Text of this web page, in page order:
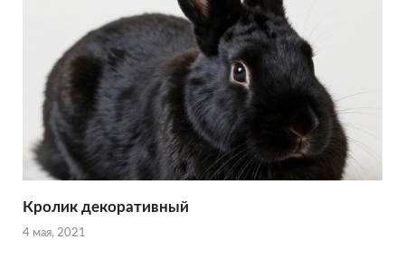
Кролик декоративный
4 мая, 2021